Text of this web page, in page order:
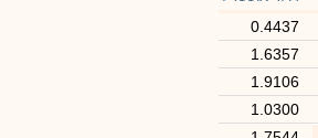
0.4437
1.6357
1.9106
1.0300